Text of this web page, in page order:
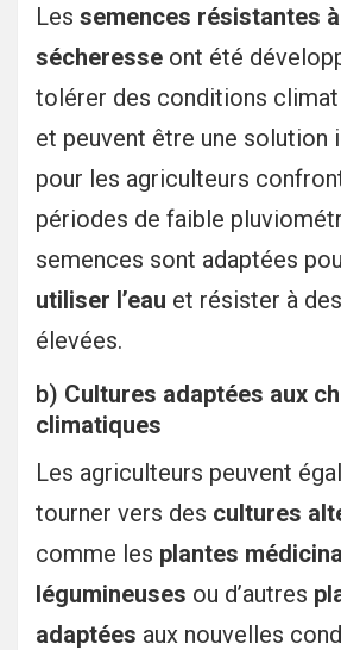
Les semences résistantes
sécheresse ont été
tolérer des conditions
et peuvent être une solution
pour les agriculteurs
périodes de faible
semences sont adaptées
utiliser l’eau et résister à
élevées.
b) Cultures adaptées aux
climatiques
Les agriculteurs peuvent
tourner vers des cultures
comme les plantes
légumineuses ou d’autres
adaptées aux nouvelles